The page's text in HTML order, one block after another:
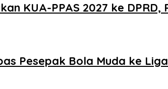
KUA-PPAS 2027 ke
Pesepak Bola Muda ke